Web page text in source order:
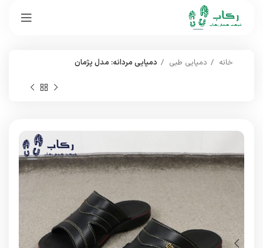
خانه دمپایی طبی دمپایی مردانه: مدل پژمان